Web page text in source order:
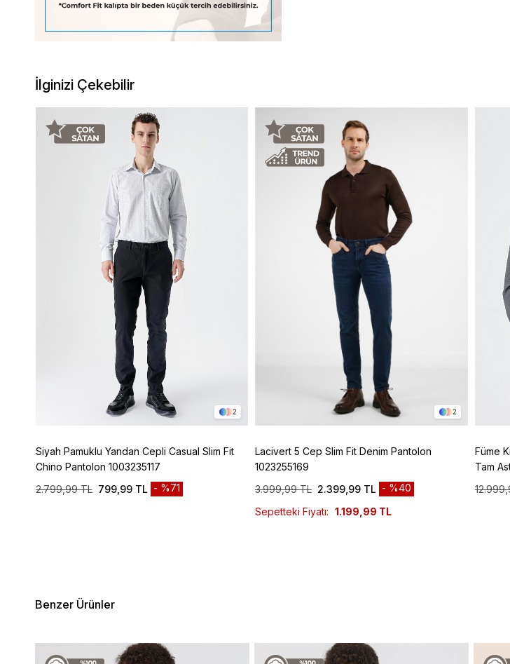
İlginizi Çekebilir
2
Siyah Pamuklu Yandan Cepli Casual Slim Fit
Chino Pantolon 1003235117
2.799,99 TL 799,99 TL %71
2
Lacivert 5 Cep Slim Fit Denim Pantolon
1023255169
3.999,99 TL 2.399,99 TL
%40
Sepetteki Fiyatı: 1.199,99 TL
Füme
Tam
Benzer Ürünler